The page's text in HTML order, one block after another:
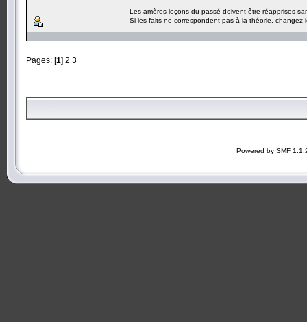
Les amères leçons du passé doivent être réapprises
Si les faits ne correspondent pas à la théorie, changez
Pages: [1] 2 3
Powered by SMF